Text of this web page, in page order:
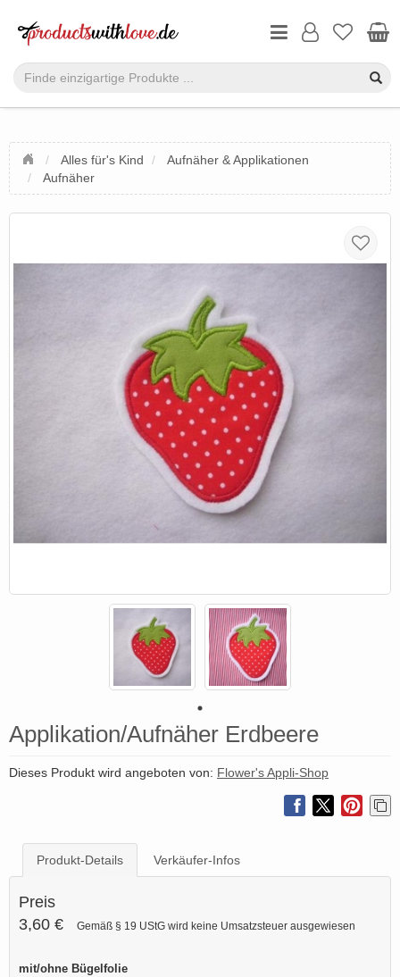
Alles für's Kind
Aufnäher & Applikationen
Aufnäher
Applikation/Aufnäher Erdbeere
Dieses Produkt wird angeboten von: Flower's Appli-Shop
Produkt-Details Verkäufer-Infos
Preis
3,60 €
Gemäß § 19 UStG wird keine Umsatzsteuer ausgewiesen
mit/ohne Bügelfolie